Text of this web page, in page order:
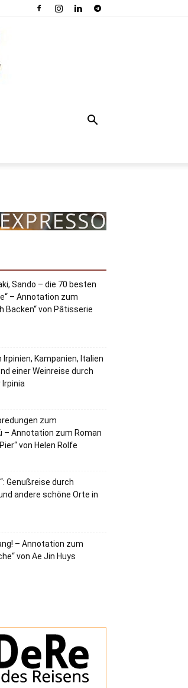
Sando – die 70 besten
– Annotation zum
Backen“ von Pâtisserie
Kampanien, Italien
einer Weinreise durch
Irpinia
zum
– Annotation zum Roman
von Helen Rolfe
Genußreise durch
andere schöne Orte in
– Annotation zum
von Ae Jin Huys